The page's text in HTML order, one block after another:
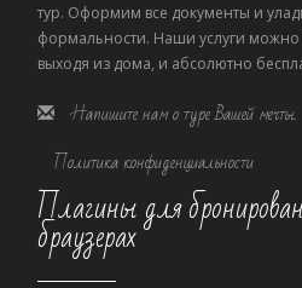
тур. Оформим все документы и
формальности. Наши услуги можно
выходя из дома, и абсолютно
Напишите нам о туре Вашей мечты.
Политика конфиденциальности
Плагины для
браузерах